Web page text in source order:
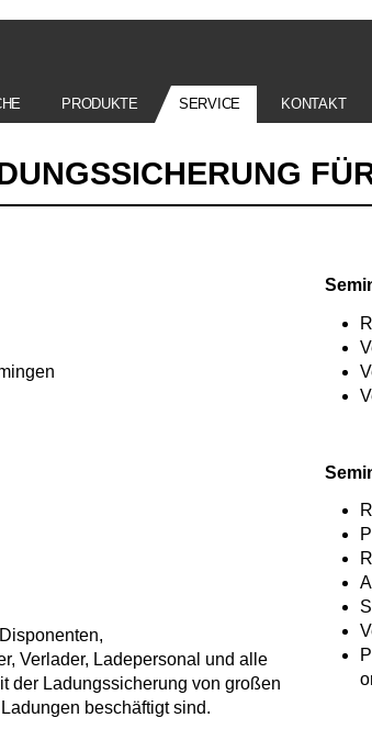
PRODUKTE SERVICE KONTAKT
Verlader, Ladepersonal und alle
der Ladungssicherung von großen
beschäftigt sind.